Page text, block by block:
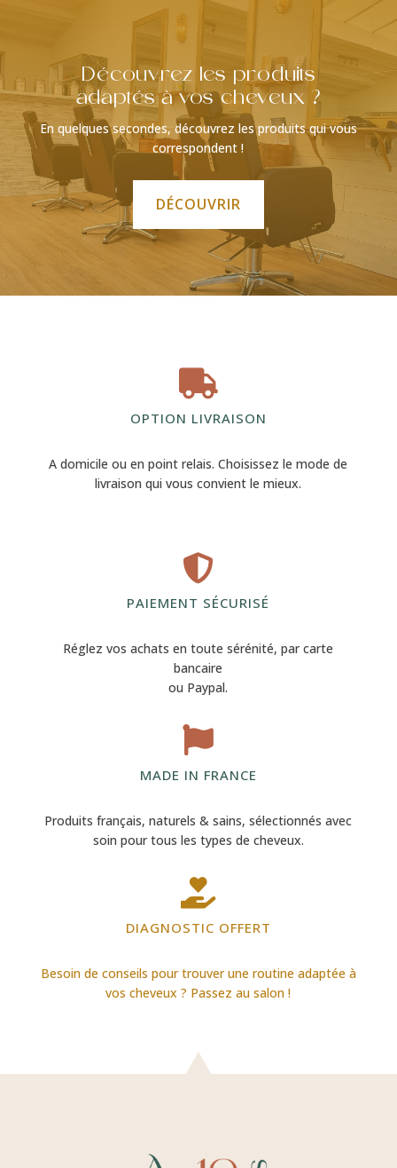
Découvrez les produits
adaptés à vos cheveux ?
En quelques secondes, découvrez les produits qui vous
correspondent !
DÉCOUVRIR

OPTION LIVRAISON
A domicile ou en point relais. Choisissez le mode de
livraison qui vous convient le mieux.

PAIEMENT SÉCURISÉ
Réglez vos achats en toute sérénité, par carte
bancaire
ou Paypal.

MADE IN FRANCE
Produits français, naturels & sains, sélectionnés avec
soin pour tous les types de cheveux.

DIAGNOSTIC OFFERT
Besoin de conseils pour trouver une routine adaptée à
vos cheveux ? Passez au salon !